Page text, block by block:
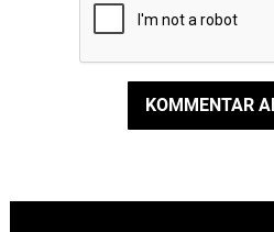
KOMMENTAR